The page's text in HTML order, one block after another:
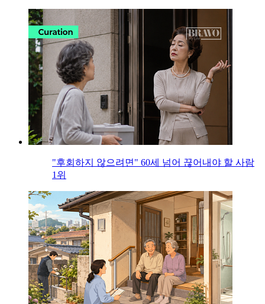
"후회하지 않으려면" 60세 넘어 끊어내야 할 사람
1위